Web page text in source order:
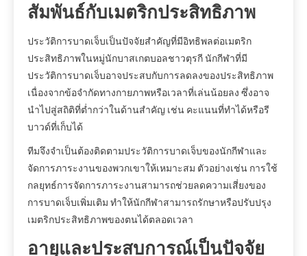
สัมพันธ์กับเมตริกประสิทธิภาพ
ประวัติการบาดเจ็บเป็นปัจจัยสำคัญที่มีอิทธิพลต่อเมตริก
ประสิทธิภาพในหมู่นักบาสเกตบอลชาวตุรกี นักกีฬาที่มี
ประวัติการบาดเจ็บอาจประสบกับการลดลงของประสิทธิภาพ
เนื่องจากข้อจำกัดทางกายภาพหรือเวลาที่เล่นน้อยลง ซึ่งอาจ
นำไปสู่สถิติที่ต่ำกว่าในด้านสำคัญ เช่น คะแนนที่ทำได้หรือรี
บาวด์ที่เก็บได้
ทีมจึงจำเป็นต้องติดตามประวัติการบาดเจ็บของนักกีฬาและ
จัดการภาระงานของพวกเขาให้เหมาะสม ตัวอย่างเช่น การใช้
กลยุทธ์การจัดการภาระงานสามารถช่วยลดความเสี่ยงของ
การบาดเจ็บเพิ่มเติม ทำให้นักกีฬาสามารถรักษาหรือปรับปรุง
เมตริกประสิทธิภาพของตนได้ตลอดเวลา
อายุและประสบการณ์เป็นปัจจัย